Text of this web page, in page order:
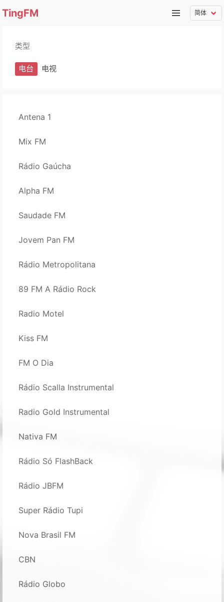
TingFM
类型
电台 电视
Antena 1
Mix FM
Rádio Gaúcha
Alpha FM
Saudade FM
Jovem Pan FM
Rádio Metropolitana
89 FM A Rádio Rock
Radio Motel
Kiss FM
FM O Dia
Rádio Scalla Instrumental
Radio Gold Instrumental
Nativa FM
Rádio Só FlashBack
Rádio JBFM
Super Rádio Tupi
Nova Brasil FM
CBN
Rádio Globo